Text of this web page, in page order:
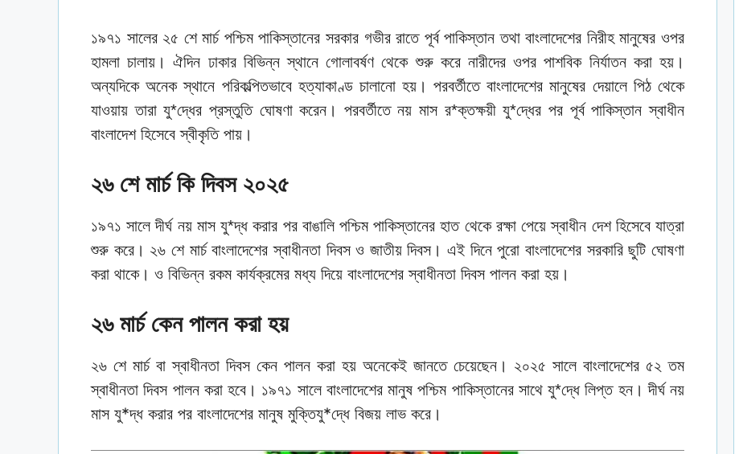
১৯৭১ সালের ২৫ শে মার্চ পশ্চিম পাকিস্তানের সরকার গভীর রাতে পূর্ব পাকিস্তান তথা বাংলাদেশের নিরীহ মানুষের ওপর
হামলা চালায়। ঐদিন ঢাকার বিভিন্ন স্থানে গোলাবর্ষণ থেকে শুরু করে নারীদের ওপর পাশবিক নির্যাতন করা হয়।
অন্যদিকে অনেক স্থানে পরিকল্পিতভাবে হত্যাকাণ্ড চালানো হয়। পরবর্তীতে বাংলাদেশের মানুষের দেয়ালে পিঠ থেকে
যাওয়ায় তারা যু*দ্ধের প্রস্তুতি ঘোষণা করেন। পরবর্তীতে নয় মাস র*ক্তক্ষয়ী যু*দ্ধের পর পূর্ব পাকিস্তান স্বাধীন
বাংলাদেশ হিসেবে স্বীকৃতি পায়।
২৬ শে মার্চ কি দিবস ২০২৫
১৯৭১ সালে দীর্ঘ নয় মাস যু*দ্ধ করার পর বাঙালি পশ্চিম পাকিস্তানের হাত থেকে রক্ষা পেয়ে স্বাধীন দেশ হিসেবে যাত্রা
শুরু করে। ২৬ শে মার্চ বাংলাদেশের স্বাধীনতা দিবস ও জাতীয় দিবস। এই দিনে পুরো বাংলাদেশের সরকারি ছুটি ঘোষণা
করা থাকে। ও বিভিন্ন রকম কার্যক্রমের মধ্য দিয়ে বাংলাদেশের স্বাধীনতা দিবস পালন করা হয়।
২৬ মার্চ কেন পালন করা হয়
২৬ শে মার্চ বা স্বাধীনতা দিবস কেন পালন করা হয় অনেকেই জানতে চেয়েছেন। ২০২৫ সালে বাংলাদেশের ৫২ তম
স্বাধীনতা দিবস পালন করা হবে। ১৯৭১ সালে বাংলাদেশের মানুষ পশ্চিম পাকিস্তানের সাথে যু*দ্ধে লিপ্ত হন।দীর্ঘ নয়
মাস যু*দ্ধ করার পর বাংলাদেশের মানুষ মুক্তিযু*দ্ধে বিজয় লাভ করে।